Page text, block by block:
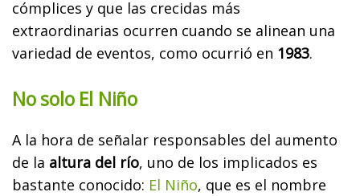
cómplices y que las crecidas más
extraordinarias ocurren cuando se alinean una
variedad de eventos, como ocurrió en 1983.
No solo El Niño
A la hora de señalar responsables del aumento
de la altura del río, uno de los implicados es
bastante conocido: El Niño, que es el nombre